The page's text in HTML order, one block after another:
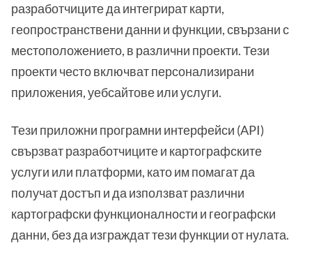
разработчиците да интегрират карти,
геопространствени данни и функции, свързани с
местоположението, в различни проекти. Тези
проекти често включват персонализирани
приложения, уебсайтове или услуги.
Тези приложни програмни интерфейси (API)
свързват разработчиците и картографските
услуги или платформи, като им помагат да
получат достъп и да използват различни
картографски функционалности и географски
данни, без да изграждат тези функции от нулата.